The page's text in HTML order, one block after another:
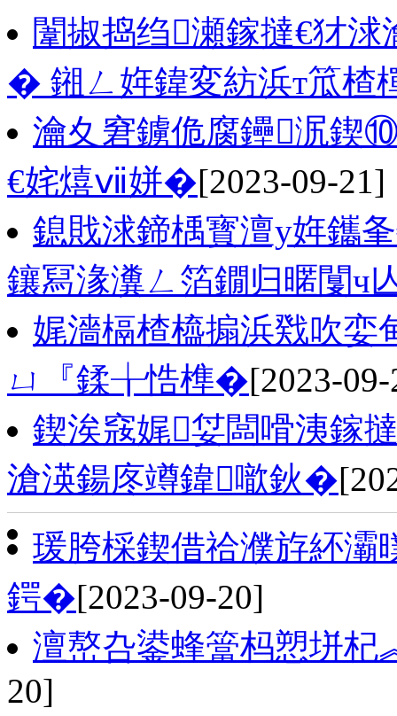
闈掓捣绉瀬鎵撻€犲
� 鎺ㄥ姩鍏変紡浜т笟楂
瀹夊窘鐪佹腐鑸泦鍥
€姹熺ⅶ姘�[2023-09-21]
鎴戝浗鍗楀寳澶у姩鑴
鑲冩湪瀵ㄥ箔鐗归暱闅ч
娓濇槅楂橀搧浜戣吹娈
ㄩ『鍒╁悎榫�[2023-
鍥涘窛娓姇闆嗗洟鎵
滄渶鍚庝竴鍏噷鈥�
瑗胯棌鍥借祫濮斿紑灞
鍔�[2023-09-20]
澶嶅叴鍙蜂簹杩愬垪
20]